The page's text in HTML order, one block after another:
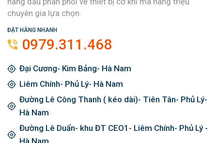
chuyên gia lựa chọn.
ĐẶT HÀNG NHANH
0979.311.468
Đại Cương- Kim Bảng- Hà Nam
Liêm Chính- Phủ Lý- Hà Nam
Đường Lê Công Thanh ( kéo dài)- Tiên Tân- Phủ Lý-
Hà Nam
Đường Lê Duẩn- khu ĐT CEO1- Liêm Chính- Phủ Lý -